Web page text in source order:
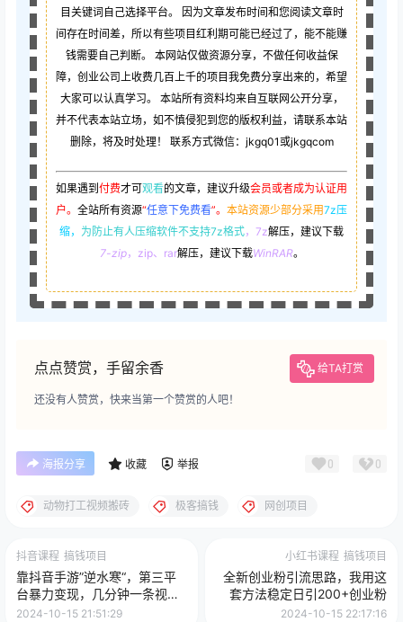
目关键词自己选择平台。 因为文章发布时间和您阅读文章时
间存在时间差，所以有些项目红利期可能已经过了，能不能赚
钱需要自己判断。 本网站仅做资源分享，不做任何收益保
障，创业公司上收费几百上千的项目我免费分享出来的，希望
大家可以认真学习。 本站所有资料均来自互联网公开分享，
并不代表本站立场，如不慎侵犯到您的版权利益，请联系本站
删除，将及时处理！ 联系方式微信：jkgq01或jkgqcom
如果遇到 付费才可观看的文章，建议升级会员或者成为认证用
户。 全站所有资源“任意下免费看”。 本站资源少部分采用7z压
缩， 为防止有人压缩软件不支持7z格式，7z解压，建议下载
7-zip，zip、rar解压，建议下载WinRAR。
点点赞赏，手留余香 给TA打赏
还没有人赞赏，快来当第一个赞赏的人吧！
海报分享 收藏 举报 0 0
动物打工视频搬砖 极客搞钱 网创项目
抖音课程 搞钱项目
靠抖音手游”逆水寒“，第三平
台暴力变现，几分钟一条视
频，一部手机就能操作，附带
2024-10-15 21:51:29
小红书课程 搞钱项目
全新创业粉引流思路，我用这
套方法稳定日引200+创业粉
2024-10-15 22:17:16